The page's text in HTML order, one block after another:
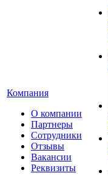
Компания
О компании
Партнеры
Сотрудники
Отзывы
Вакансии
Реквизиты